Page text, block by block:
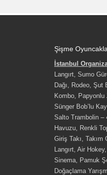
Şişme
İstanbul
Langırt, Sumo
Dağı, Rodeo, Şut
Kombo, Papyonlu
Sünger Bob’lu
Salto Trambolin –
Havuzu, Renkli
Giriş Takı, Takım
Langırt, Air
Sinema, Pamuk
Doğaçlama